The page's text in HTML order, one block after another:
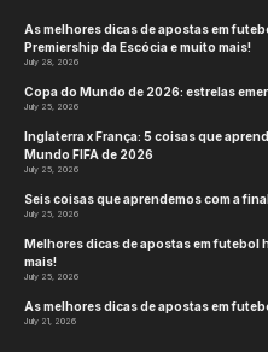
As melhores dicas de apostas em
Premiership da Escócia e muito mais!
July 28, 2026
Copa do Mundo de 2026: estrelas
July 25, 2026
Inglaterra x França: 5 coisas que
Mundo FIFA de 2026
July 25, 2026
Seis coisas que aprendemos com a
July 25, 2026
Melhores dicas de apostas em futebol
mais!
July 25, 2026
As melhores dicas de apostas em
July 21, 2026